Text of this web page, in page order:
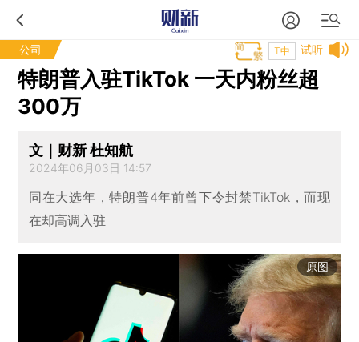
公司 试听
T中
特朗普入驻TikTok 一天内粉丝超
300万
文｜财新 杜知航
2024年06月03日 14:57
同在大选年，特朗普4年前曾下令封禁TikTok，而现
在却高调入驻
原图